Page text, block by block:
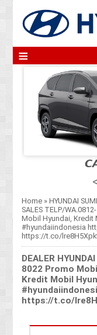
≡
Home »HYUNDAI
SALES TELP/
Mobil Hyundai, Kredit
#hyundaiindonesia
https://t.co/
DEALER
8022 Promo
Kredit Mobil
https://t.co/